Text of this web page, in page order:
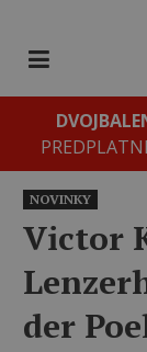
NOVINKY
Victor
der